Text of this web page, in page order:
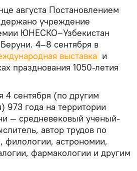
августа Постановлением
учреждение
ЮНЕСКО–Узбекистан
4–8 сентября в
выставка и
празднования 1050-летия
4 сентября (по другим
973 года на территории
— средневековый ученый-
автор трудов по
филологии, астрономии,
фармакологии и другим